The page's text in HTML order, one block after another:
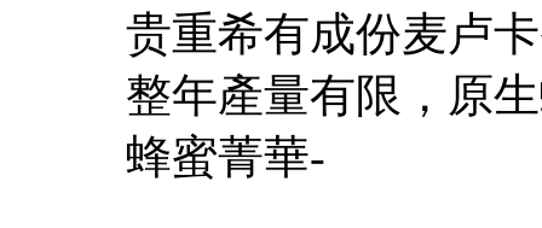
贵重希有成份麦卢
整年產量有限，原
蜂蜜菁華-